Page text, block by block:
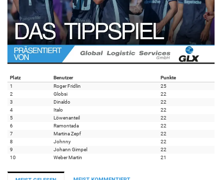
Platz Benutzer
Punkte
1
Roger Fridlin
25
2
Globsi
22
3
Dinaldo
22
4
Italo
22
5
Löwenanteil
22
6
Ramontada
22
7
Martina Zepf
22
8
Johnny
22
9
Johann Gimpel
22
10
Weber Martin 21